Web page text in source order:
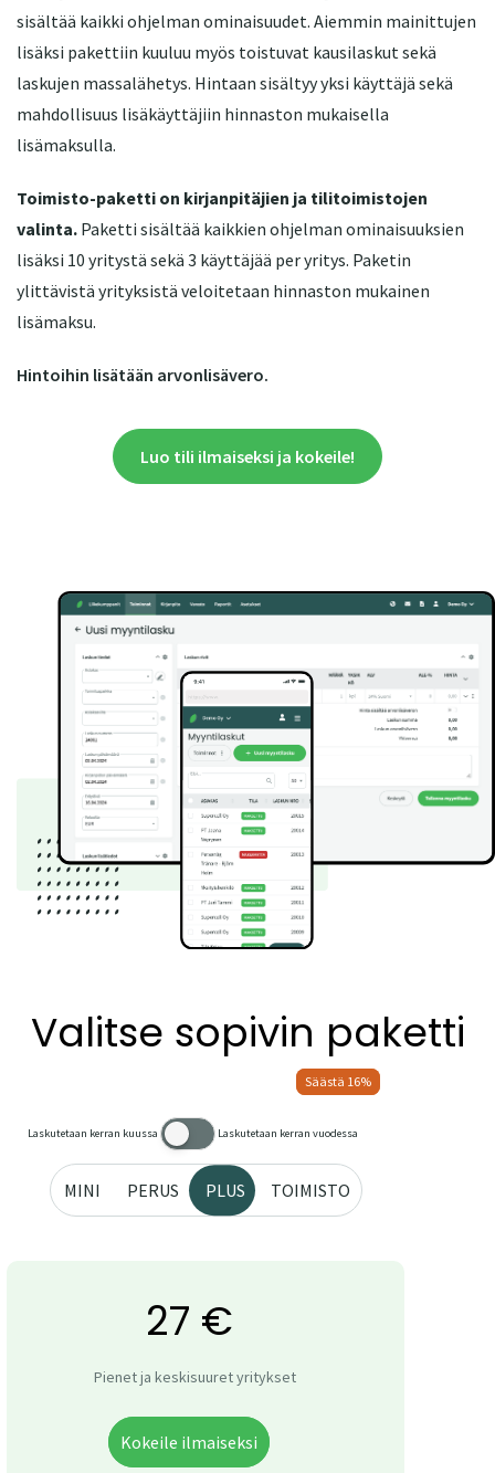
sisältää kaikki ohjelman ominaisuudet. Aiemmin mainittujen
lisäksi pakettiin kuuluu myös toistuvat kausilaskut sekä
laskujen massalähetys. Hintaan sisältyy yksi käyttäjä sekä
mahdollisuus lisäkäyttäjiin hinnaston mukaisella
lisämaksulla.
Toimisto-paketti on kirjanpitäjien ja tilitoimistojen
valinta. Paketti sisältää kaikkien ohjelman ominaisuuksien
lisäksi 10 yritystä sekä 3 käyttäjää per yritys. Paketin
ylittävistä yrityksistä veloitetaan hinnaston mukainen
lisämaksu.
Hintoihin lisätään arvonlisävero.
Luo tili ilmaiseksi ja kokeile!
Valitse sopivin paketti
Laskutetaan kerran kuussa Laskutetaan kerran vuodessa
MINI PERUS PLUS TOIMISTO
27 €
Pienet ja keskisuuret yritykset
Kokeile ilmaiseksi